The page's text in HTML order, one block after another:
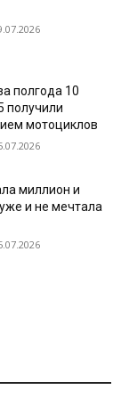
полгода 10
получили
мотоциклов
миллион и
и не мечтала